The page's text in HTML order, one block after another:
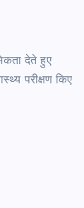
देते हुए
परीक्षण किए